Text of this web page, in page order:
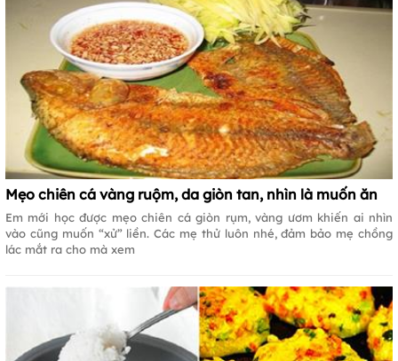
Mẹo chiên cá vàng ruộm, da giòn tan, nhìn là muốn ăn
Em mới học được mẹo chiên cá giòn rụm, vàng ươm khiến ai nhìn
vào cũng muốn “xử” liền. Các mẹ thử luôn nhé, đảm bảo mẹ chồng
lác mắt ra cho mà xem